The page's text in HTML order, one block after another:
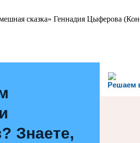
сказка» Геннадия Цыферова
Решаем
Знаете,